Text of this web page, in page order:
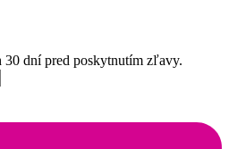
30 dní pred poskytnutím zľavy.